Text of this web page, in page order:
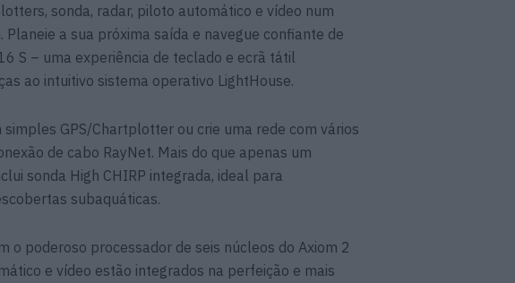
sonda, radar, piloto automático e vídeo num
a sua próxima saída e navegue confiante de
S – uma experiência de teclado e ecrã tátil
ao intuitivo sistema operativo LightHouse.
GPS/Chartplotter ou crie uma rede com vários
de cabo RayNet. Mais do que apenas um
sonda High CHIRP integrada, ideal para
subaquáticas.
o poderoso processador de seis núcleos do Axiom 2
e vídeo estão integrados na perfeição e mais